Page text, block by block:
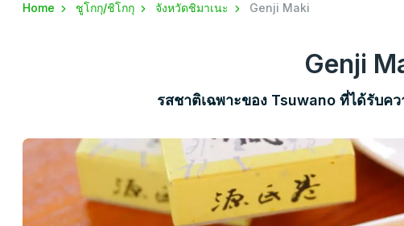
Home ชูโกกุ/ชิโกกุ จังหวัดชิมาเนะ Genji Maki
Genji
รสชาติเฉพาะของ Tsuwano ที่ได้รับค